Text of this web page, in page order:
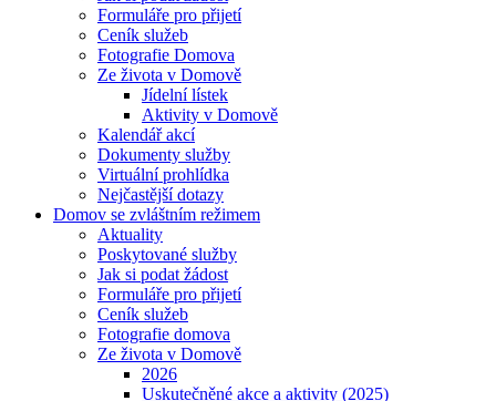
Formuláře pro přijetí
Ceník služeb
Fotografie Domova
Ze života v Domově
Jídelní lístek
Aktivity v Domově
Kalendář akcí
Dokumenty služby
Virtuální prohlídka
Nejčastější dotazy
Domov se zvláštním režimem
Aktuality
Poskytované služby
Jak si podat žádost
Formuláře pro přijetí
Ceník služeb
Fotografie domova
Ze života v Domově
2026
Uskutečněné akce a aktivity (2025)